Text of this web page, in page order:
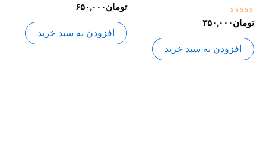
نمره
0
از
5
تومان۳۵۰,۰۰۰
افزودن به سبد خرید
نمره
0
از
5
تومان۶۵۰,۰۰۰
افزودن به سبد خرید